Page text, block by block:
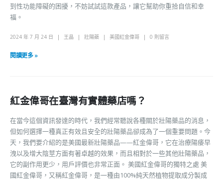
到性功能障礙的困擾，不妨試試這款產品，讓它幫助你重拾自信和幸
福。
2024 年 7 月 24 日 王晶 壯陽藥 美國紅金偉哥 0 則留言
閱讀更多 »
紅金偉哥在臺灣有實體藥店嗎？
在當今這個資訊發達的時代，我們經常聽說各種關於壯陽藥品的消息，
但如何選擇一種真正有效且安全的壯陽藥品卻成為了一個重要問題。今
天，我們要介紹的是美國最新壯陽藥品——紅金偉哥，它在治療陽痿早
洩以及增大陰莖方面有著卓越的效果，而且相對於一些其他壯陽藥品，
它的副作用更少，用戶評價也非常正面。 美國紅金偉哥的獨特之處 美
國紅金偉哥，又稱紅金偉哥，是一種由100%純天然植物提取成分製成